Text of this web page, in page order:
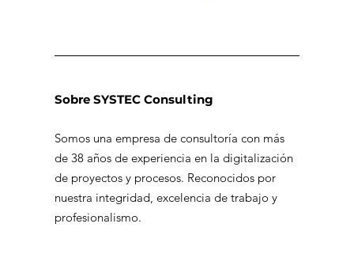
Permisos inteligentes en
Smartsheet: cómo administrar
accesos y aprovechar los nuevos
Sobre SYSTEC Consulting
Somos una empresa de consultoría con más
de 38 años de experiencia en la digitalización
de proyectos y procesos. Reconocidos por
nuestra integridad, excelencia de trabajo y
profesionalismo.